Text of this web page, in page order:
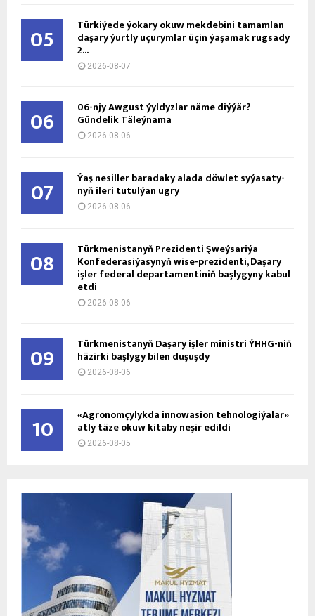
05 Türkiýede ýokary okuw mekdebini tamamlan
daşary ýurtly uçurymlar üçin ýaşamak rugsady
2...
2026-08-07
06 06-njy Awgust ýyldyzlar näme diýýär?
Gündelik Täleýnama
2026-08-06
07 Ýaş ne­sil­ler ba­ra­da­ky ala­da döw­let sy­ýa­sa­ty­
nyň ile­ri tu­tul­ýan ug­ry
2026-08-06
08 Türkmenistanyň Prezidenti Şweýsariýa
Konfederasiýasynyň wise-prezidenti, Daşary
işler federal departamentiniň başlygyny kabul
etdi
2026-08-06
09 Türkmenistanyň Daşary işler ministri ÝHHG-niň
häzirki başlygy bilen duşuşdy
2026-08-06
10 «Agronomçylykda innowasion tehnologiýalar»
atly täze okuw kitaby neşir edildi
2026-08-05